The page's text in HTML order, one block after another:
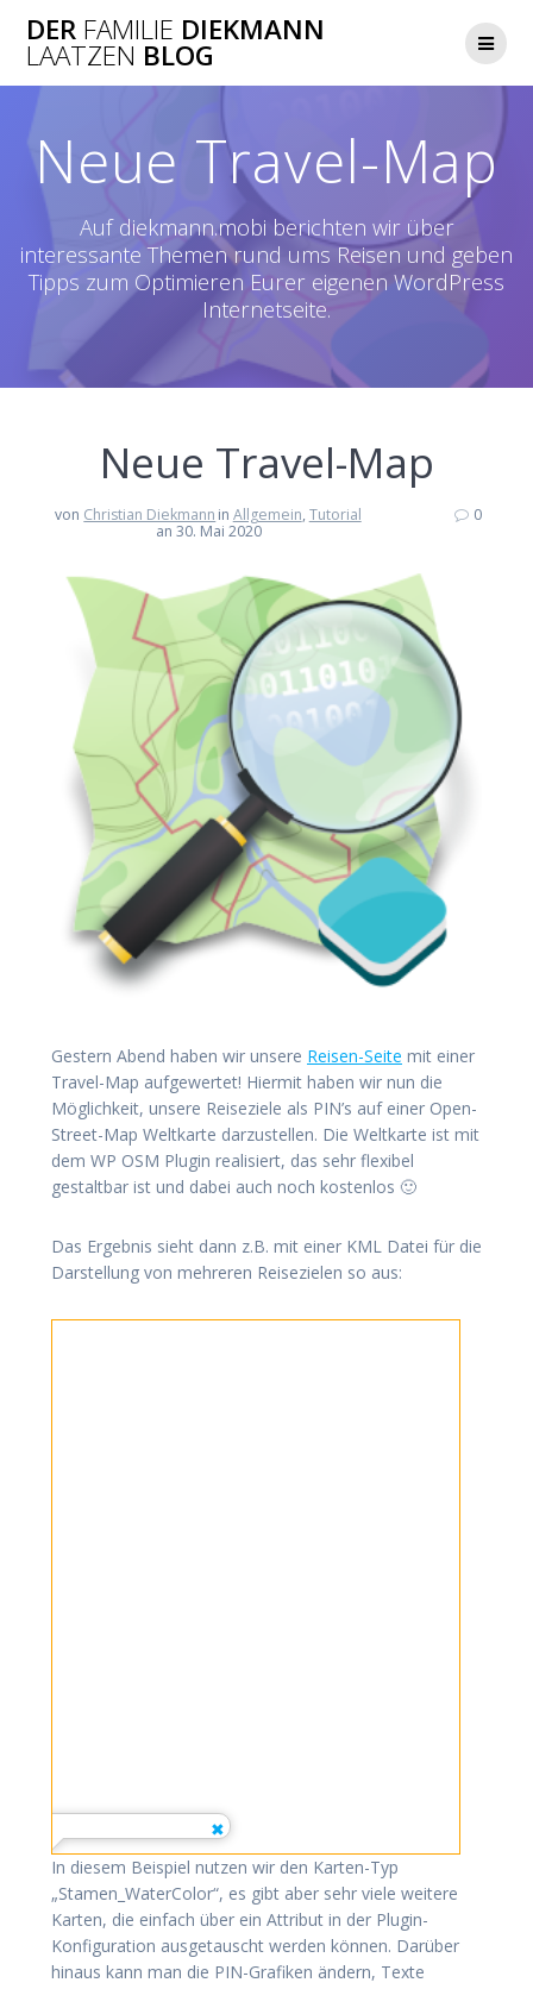
Inhalt
DER FAMILIE DIEKMANN
LAATZEN BLOG
Neue Travel-Map
Auf diekmann.mobi berichten wir über
interessante Themen rund ums Reisen und geben
Tipps zum Optimieren Eurer eigenen WordPress
Internetseite.
Neue Travel-Map
von Christian Diekmann in Allgemein, Tutorial
an 30. Mai 2020
0
Gestern Abend haben wir unsere Reisen-Seite mit einer
Travel-Map aufgewertet! Hiermit haben wir nun die
Möglichkeit, unsere Reiseziele als PIN’s auf einer Open-
Street-Map Weltkarte darzustellen. Die Weltkarte ist mit
dem WP OSM Plugin realisiert, das sehr flexibel
gestaltbar ist und dabei auch noch kostenlos 🙂
Das Ergebnis sieht dann z.B. mit einer KML Datei für die
Darstellung von mehreren Reisezielen so aus:
In diesem Beispiel nutzen wir den Karten-Typ
„Stamen_WaterColor“, es gibt aber sehr viele weitere
Karten, die einfach über ein Attribut in der Plugin-
Konfiguration ausgetauscht werden können. Darüber
hinaus kann man die PIN-Grafiken ändern, Texte